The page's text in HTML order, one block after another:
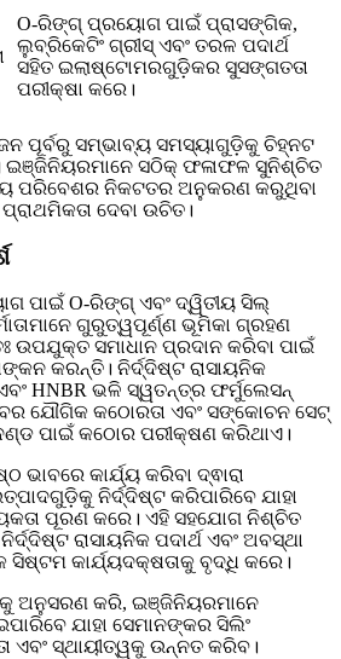
O-ରିଙ୍ଗ୍ ପ୍ରୟୋଗ ପାଇଁ ପ୍ରାସଙ୍ଗିକ,
ଲୁବ୍ରିକେଟିଂ ଗ୍ରୀସ୍ ଏବଂ ତରଳ ପଦାର୍ଥ
ସହିତ ଇଲାଷ୍ଟୋମରଗୁଡ଼ିକର ସୁସଙ୍ଗତତା
ପରୀକ୍ଷା କରେ।
ପୂର୍ବରୁ ସମ୍ଭାବ୍ୟ ସମସ୍ୟାଗୁଡ଼ିକୁ ଚିହ୍ନଟ
ଇଞ୍ଜିନିୟରମାନେ ସଠିକ୍ ଫଳାଫଳ ସୁନିଶ୍ଚିତ
ପରିବେଶର ନିକଟତର ଅନୁକରଣ କରୁଥିବା
ଦେବା ଉଚିତ।
ପାଇଁ O-ରିଙ୍ଗ୍ ଏବଂ ଦ୍ୱିତୀୟ ସିଲ୍
ଗୁରୁତ୍ୱପୂର୍ଣ୍ଣ ଭୂମିକା ଗ୍ରହଣ
ଉପଯୁକ୍ତ ସମାଧାନ ପ୍ରଦାନ କରିବା ପାଇଁ
କରନ୍ତି। ନିର୍ଦ୍ଦିଷ୍ଟ ରାସାୟନିକ
HNBR ଭଳି ସ୍ୱତନ୍ତ୍ର ଫର୍ମୁଲେସନ୍
ଯୌଗିକ କଠୋରତା ଏବଂ ସଙ୍କୋଚନ ସେଟ୍
ପାଇଁ କଠୋର ପରୀକ୍ଷଣ କରିଥାଏ।
ଭାବରେ କାର୍ଯ୍ୟ କରିବା ଦ୍ଵାରା
ନିର୍ଦ୍ଦିଷ୍ଟ କରିପାରିବେ ଯାହା
ପୂରଣ କରେ। ଏହି ସହଯୋଗ ନିଶ୍ଚିତ
ରାସାୟନିକ ପଦାର୍ଥ ଏବଂ ଅବସ୍ଥା
କାର୍ଯ୍ୟଦକ୍ଷତାକୁ ବୃଦ୍ଧି କରେ।
ଅନୁସରଣ କରି, ଇଞ୍ଜିନିୟରମାନେ
ଯାହା ସେମାନଙ୍କର ସିଲିଂ
ଏବଂ ସ୍ଥାୟୀତ୍ୱକୁ ଉନ୍ନତ କରିବ।